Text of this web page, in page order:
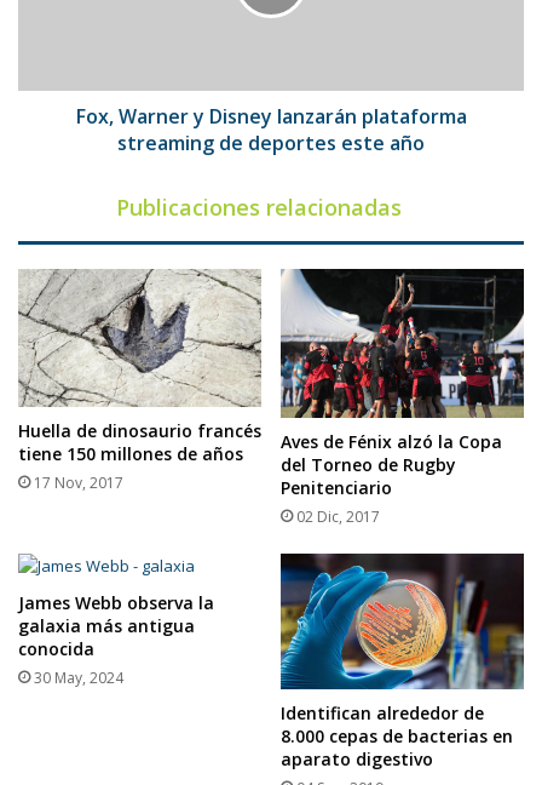
deportes
Fox, Warner y Disney lanzarán plataforma
streaming de deportes este año
Publicaciones relacionadas
Huella de dinosaurio francés
tiene 150 millones de años
17 Nov, 2017
Aves de Fénix alzó la Copa
del Torneo de Rugby
Penitenciario
02 Dic, 2017
James Webb observa la
galaxia más antigua
conocida
30 May, 2024
Identifican alrededor de
8.000 cepas de bacterias en
aparato digestivo